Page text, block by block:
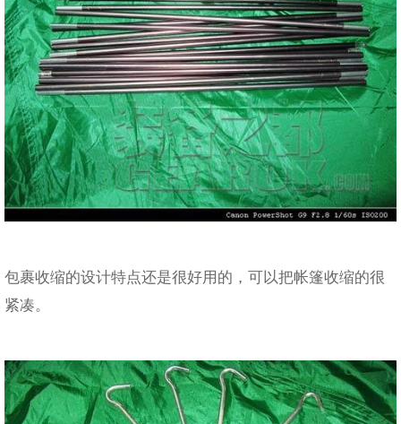
包裹收缩的设计特点还是很好用的，可以把帐篷收缩的很
紧凑。